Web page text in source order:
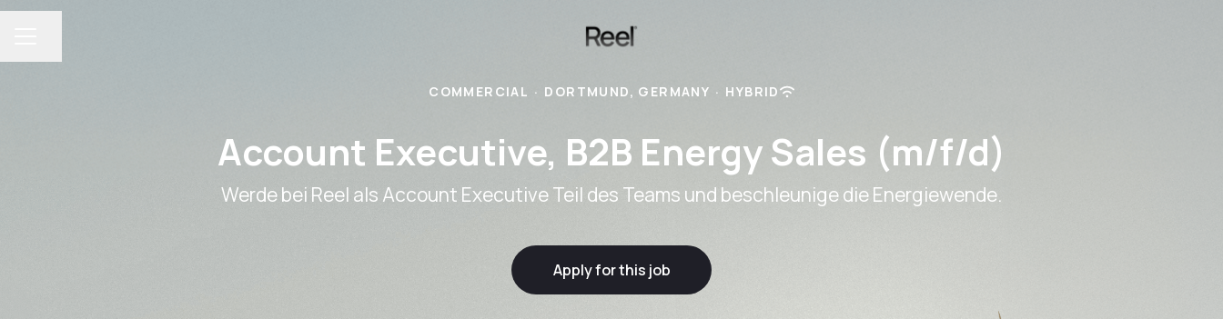
COMMERCIAL · DORTMUND, GERMANY · HYBRID
Account Executive, B2B Energy Sales (m/f/d)
Werde bei Reel als Account Executive Teil des Teams und beschleunige die Energiewende.
Apply for this job